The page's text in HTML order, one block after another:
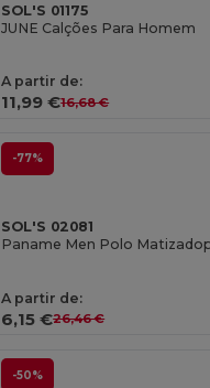
SOL'S 01175
JUNE Calções Para Homem
A partir de:
11,99 €16,68 €
-77%
SOL'S 02081
Paname Men Polo
A partir de:
6,15 €26,46 €
-50%